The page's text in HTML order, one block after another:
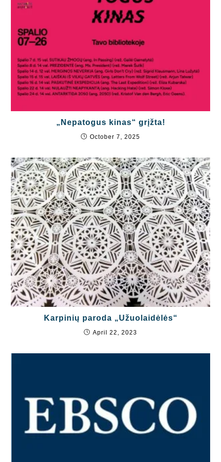
„Nepatogus kinas“ grįžta!
October 7, 2025
Karpinių paroda „Užuolaidėlės“
April 22, 2023